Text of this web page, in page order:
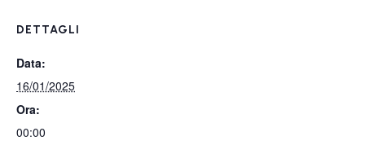
DETTAGLI
Data:
16/01/2025
Ora:
00:00